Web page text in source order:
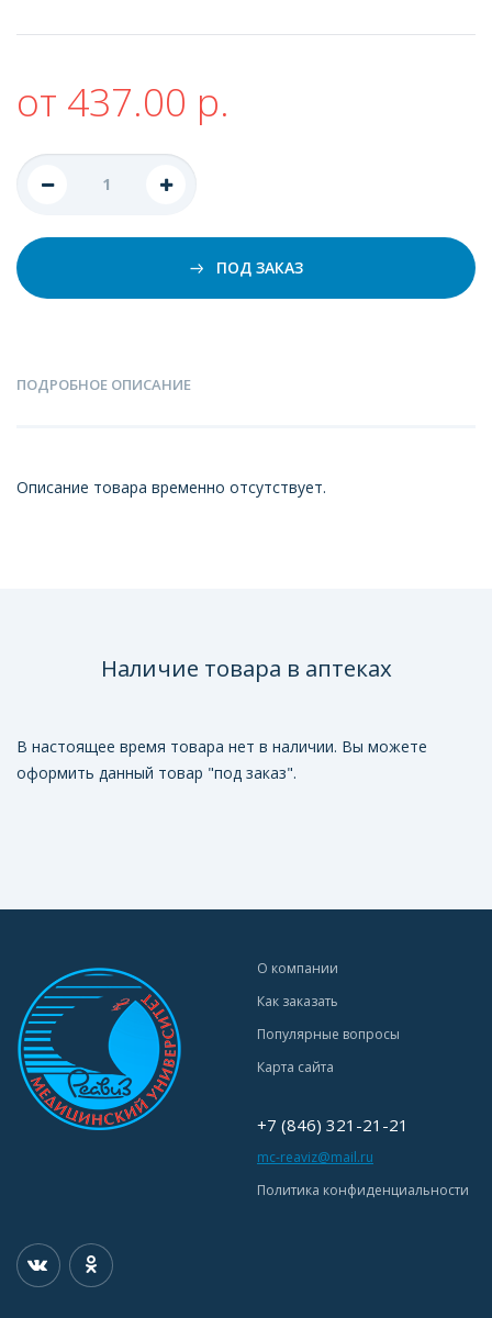
от 437.00 р.
ПОД ЗАКАЗ
ПОДРОБНОЕ ОПИСАНИЕ
Описание товара временно отсутствует.
Наличие товара в аптеках
В настоящее время товара нет в наличии. Вы можете
оформить данный товар "под заказ".
О компании
Как заказать
Популярные вопросы
Карта сайта
+7 (846) 321-21-21
mc-reaviz@mail.ru
Политика конфиденциальности